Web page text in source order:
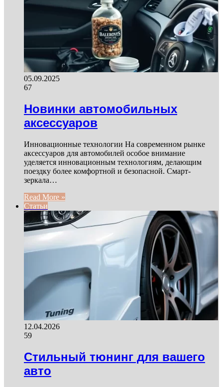
05.09.2025
67
Новинки автомобильных
аксессуаров
Инновационные технологии На современном рынке
аксессуаров для автомобилей особое внимание
уделяется инновационным технологиям, делающим
поездку более комфортной и безопасной. Смарт-
зеркала…
Read More »
Статьи
12.04.2026
59
Стильный тюнинг для вашего
авто